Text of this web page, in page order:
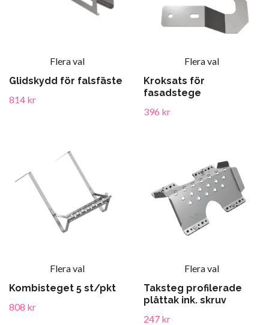
Flera val
Glidskydd för falsfäste
814 kr
Flera val
Kroksats för
fasadstege
396 kr
Flera val
Kombisteget 5 st/pkt
808 kr
Flera val
Taksteg profilerade
plåttak ink. skruv
247 kr